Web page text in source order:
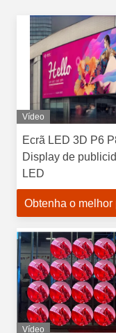
Vídeo
Ecrã LED 3D P6
Display de
LED
Obtenha o melhor
Vídeo